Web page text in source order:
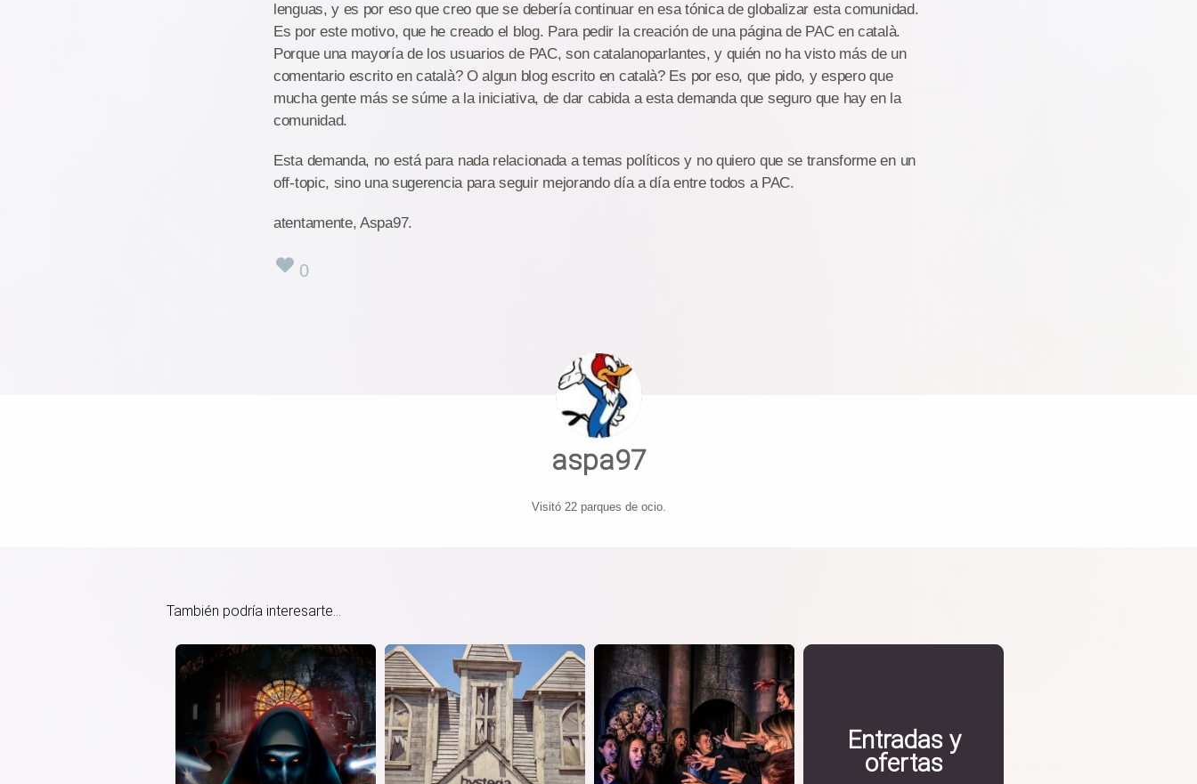
lenguas, y es por eso que creo que se debería continuar en esa tónica de globalizar esta comunidad.
Es por este motivo, que he creado el blog. Para pedir la creación de una página de PAC en català.
Porque una mayoría de los usuarios de PAC, son catalanoparlantes, y quién no ha visto más de un
comentario escrito en català? O algun blog escrito en català? Es por eso, que pido, y espero que
mucha gente más se súme a la iniciativa, de dar cabida a esta demanda que seguro que hay en la
comunidad.
Esta demanda, no está para nada relacionada a temas políticos y no quiero que se transforme en un
off-topic, sino una sugerencia para seguir mejorando día a día entre todos a PAC.
atentamente, Aspa97.
0
aspa97
Visitó 22 parques de ocio.
También podría interesarte...
Entradas y
ofertas